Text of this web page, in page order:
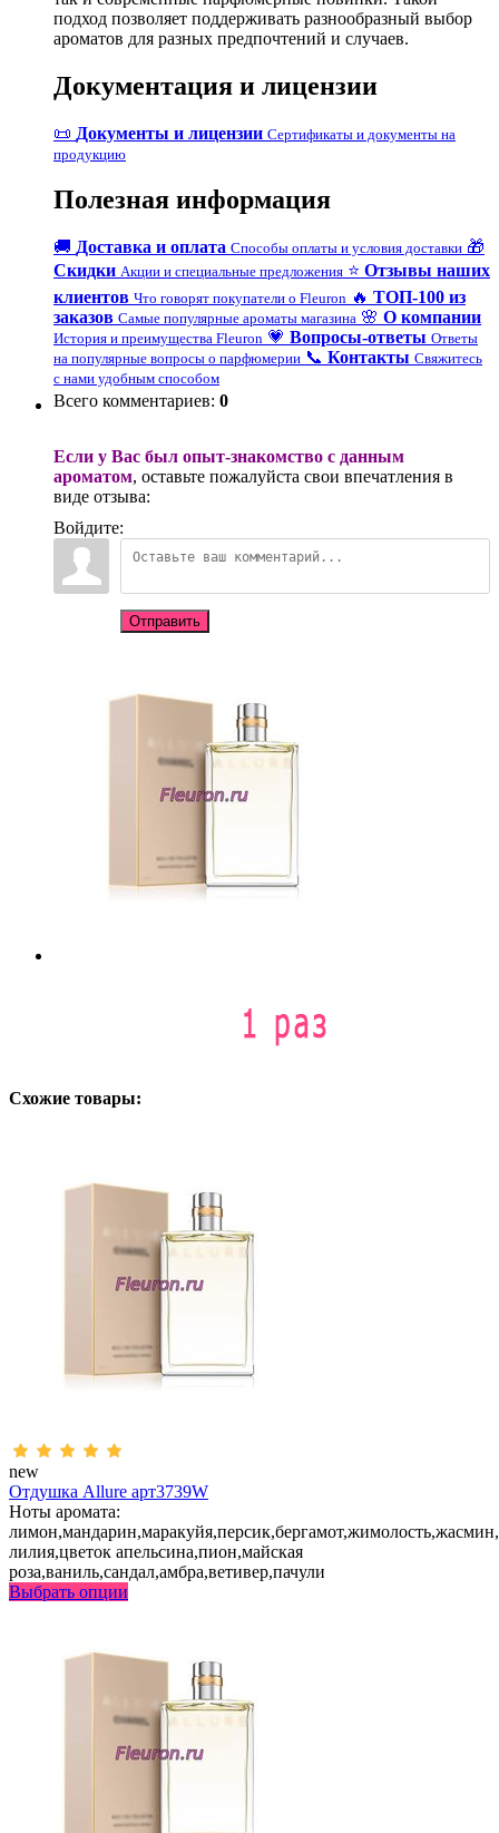
подход позволяет поддерживать разнообразный выбор
ароматов для разных предпочтений и случаев.
Документация и лицензии
📜 Документы и лицензии Сертификаты и документы на
продукцию
Полезная информация
🚚 Доставка и оплата Способы оплаты и условия доставки 🎁
Скидки Акции и специальные предложения ⭐ Отзывы наших
клиентов Что говорят покупатели о Fleuron 🔥 ТОП-100 из
заказов Самые популярные ароматы магазина 🌸 О компании
История и преимущества Fleuron 💗 Вопросы-ответы Ответы
на популярные вопросы о парфюмерии 📞 Контакты Свяжитесь
с нами удобным способом
Всего комментариев: 0
Если у Вас был опыт-знакомство с данным
ароматом, оставьте пожалуйста свои впечатления в
виде отзыва:
Войдите:
Отправить
Схожие товары:
new
Отдушка Allure арт3739W
Ноты аромата:
лилия,цветок апельсина,пион,майская
роза,ваниль,сандал,амбра,ветивер,пачули
Выбрать опции